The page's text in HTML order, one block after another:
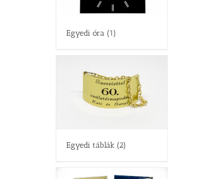
Egyedi óra (1)
Egyedi táblák (2)